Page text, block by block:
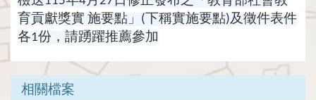
育貢獻獎實 施要點」(下稱實施要點)及徵件表件
各1份，請踴躍推薦參加
相關檔案